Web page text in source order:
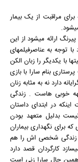
مراقبت از یک بیمار
ارائه میشود از این
توجه به عناصرفیلمهای
با یکدیگر را زبان الکن
بنام سارا با بازی
دارد نه به مثابه زنان
خوبی هاست . زندگی
در ابتدای داستان
بدلیل متعهد بودن
برای نگهداری بیماران
زندگی شخصی اش را هم
کارگردان قصد دارد